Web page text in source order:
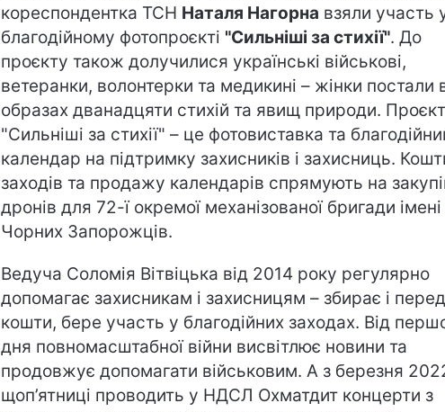
кореспондентка ТСН Наталя Нагорна взяли участь
благодійному фотопроєкті "Сильніші за стихії". До
проєкту також долучилися українські військові,
ветеранки, волонтерки та медикині – жінки постали
образах дванадцяти стихій та явищ природи. Проєкт
"Сильніші за стихії" – це фотовиставка та
календар на підтримку захисників і захисниць.
заходів та продажу календарів спрямують на
дронів для 72-ї окремої механізованої бригади імені
Чорних Запорожців.
Ведуча Соломія Вітвіцька від 2014 року регулярно
допомагає захисникам і захисницям – збирає і
кошти, бере участь у благодійних заходах. Від
дня повномасштабної війни висвітлює новини та
продовжує допомагати військовим. А з березня
щоп’ятниці проводить у НДСЛ Охматдит концерти з